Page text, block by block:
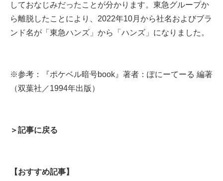
しておなじみだったことが分かります。東急グループか
ら離脱したことにより、2022年10月から社名およびブラ
ンド名が「東急ハンズ」から「ハンズ」になりました。
※参考：『ポケベル暗号book』著者：ぽにーてーる 編著
（双葉社／1994年出版）
＞記事に戻る
【おすすめ記事】